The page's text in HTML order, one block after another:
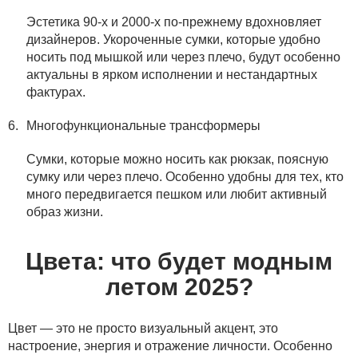
Эстетика 90-х и 2000-х по-прежнему вдохновляет
дизайнеров. Укороченные сумки, которые удобно
носить под мышкой или через плечо, будут особенно
актуальны в ярком исполнении и нестандартных
фактурах.
Многофункциональные трансформеры
Сумки, которые можно носить как рюкзак, поясную
сумку или через плечо. Особенно удобны для тех, кто
много передвигается пешком или любит активный
образ жизни.
Цвета: что будет модным
летом 2025?
Цвет — это не просто визуальный акцент, это
настроение, энергия и отражение личности. Особенно